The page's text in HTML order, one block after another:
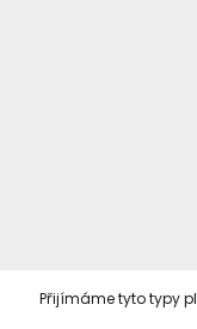
Přijímáme tyto typy